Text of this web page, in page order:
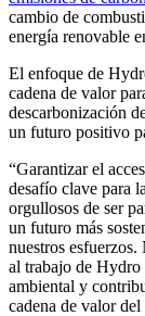
cambio de
energía renovable
El enfoque de
cadena de valor
descarbonización
un futuro positivo
“Garantizar el
desafío clave para
orgullosos de ser
un futuro más
nuestros esfuerzos.
al trabajo de Hydro
ambiental y
cadena de valor